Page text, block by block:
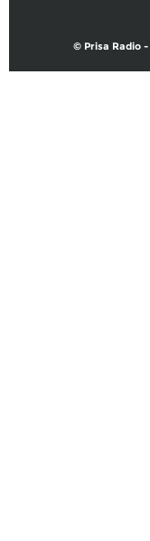
© Prisa Radio -